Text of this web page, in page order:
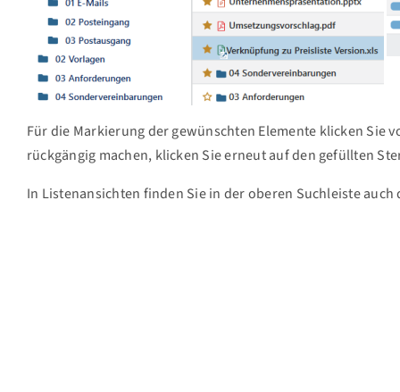
Für die Markierung der gewünschten Elemente klicken Sie
rückgängig machen, klicken Sie erneut auf den gefüllten
In Listenansichten finden Sie in der oberen Suchleiste